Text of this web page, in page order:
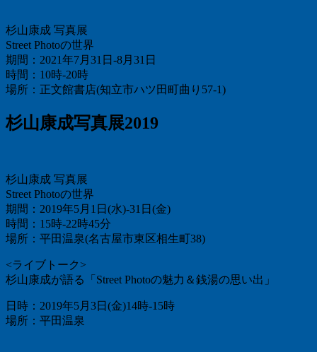
杉山康成 写真展
Street Photoの世界
期間：2021年7月31日-8月31日
時間：10時-20時
場所：正文館書店(知立市ハツ田町曲り57-1)
杉山康成写真展2019
杉山康成 写真展
Street Photoの世界
期間：2019年5月1日(水)-31日(金)
時間：15時-22時45分
場所：平田温泉(名古屋市東区相生町38)
<ライブトーク>
杉山康成が語る「Street Photoの魅力＆銭湯の思い出」
日時：2019年5月3日(金)14時-15時
場所：平田温泉